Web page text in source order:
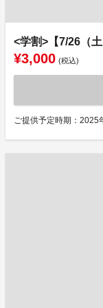
<学割>【7/26（
¥3,000 (税込)
ご提供予定時期：2025